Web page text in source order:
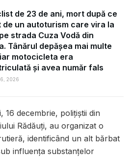
de 23 de ani, mort după ce
de un autoturism care vira la
strada Cuza Vodă din
Tânărul depășea mai multe
motocicleta era
și avea număr fals
2026
16 decembrie, polițiștii din
Rădăuți, au organizat o
identificând un alt bărbat
influența substanțelor